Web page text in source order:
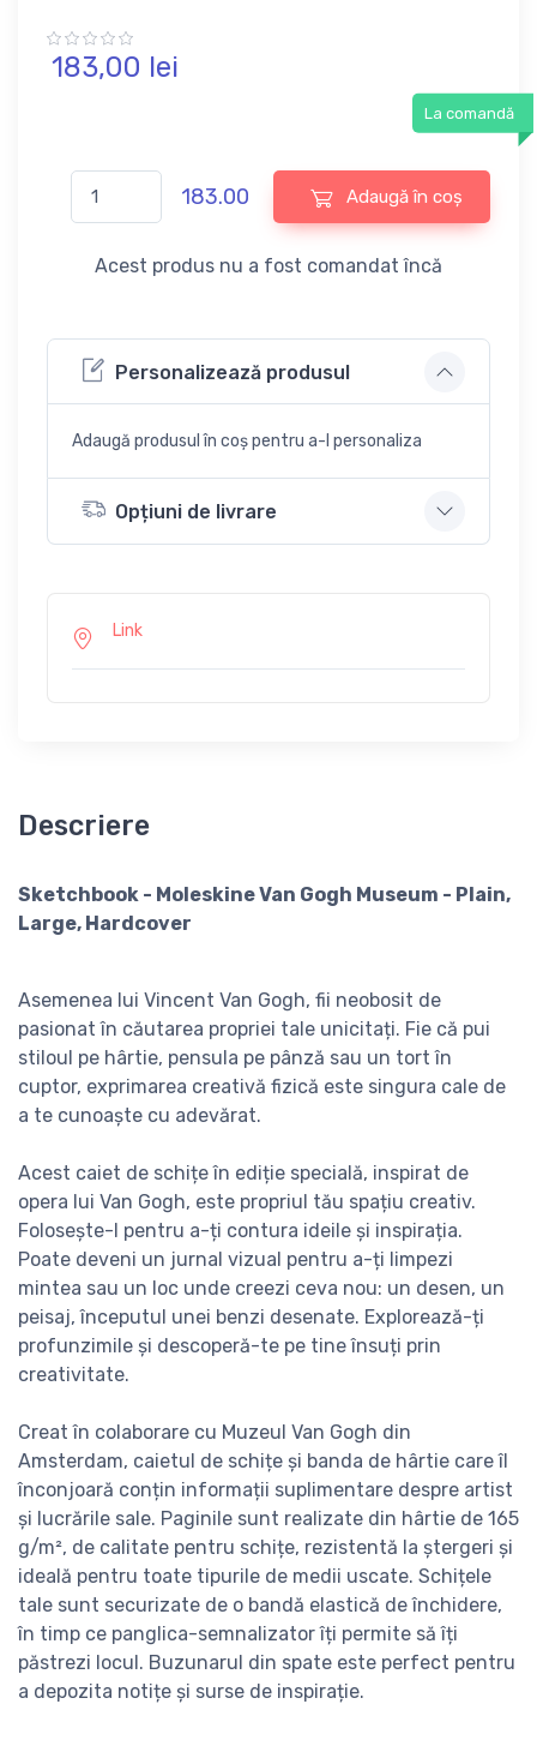
183,00 lei
La comandă
183.00 Adaugă în coș
Acest produs nu a fost comandat încă
Personalizează produsul
Adaugă produsul în coș pentru a-l personaliza
Opțiuni de livrare
Link
Descriere
Sketchbook - Moleskine Van Gogh Museum - Plain,
Large, Hardcover
Asemenea lui Vincent Van Gogh, fii neobosit de
pasionat în căutarea propriei tale unicitați. Fie că pui
stiloul pe hârtie, pensula pe pânză sau un tort în
cuptor, exprimarea creativă fizică este singura cale de
a te cunoaște cu adevărat.
Acest caiet de schițe în ediție specială, inspirat de
opera lui Van Gogh, este propriul tău spațiu creativ.
Folosește-l pentru a-ți contura ideile și inspirația.
Poate deveni un jurnal vizual pentru a-ți limpezi
mintea sau un loc unde creezi ceva nou: un desen, un
peisaj, începutul unei benzi desenate. Explorează-ți
profunzimile și descoperă-te pe tine însuți prin
creativitate.
Creat în colaborare cu Muzeul Van Gogh din
Amsterdam, caietul de schițe și banda de hârtie care îl
înconjoară conțin informații suplimentare despre artist
și lucrările sale. Paginile sunt realizate din hârtie de 165
g/m², de calitate pentru schițe, rezistentă la ștergeri și
ideală pentru toate tipurile de medii uscate. Schițele
tale sunt securizate de o bandă elastică de închidere,
în timp ce panglica-semnalizator îți permite să îți
păstrezi locul. Buzunarul din spate este perfect pentru
a depozita notițe și surse de inspirație.